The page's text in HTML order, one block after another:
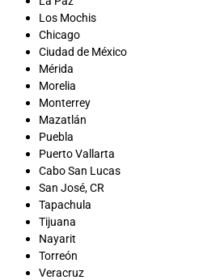
Los Mochis
Chicago
Ciudad de México
Mérida
Morelia
Monterrey
Mazatlán
Puebla
Puerto Vallarta
Cabo San Lucas
San José, CR
Tapachula
Tijuana
Nayarit
Torreón
Veracruz